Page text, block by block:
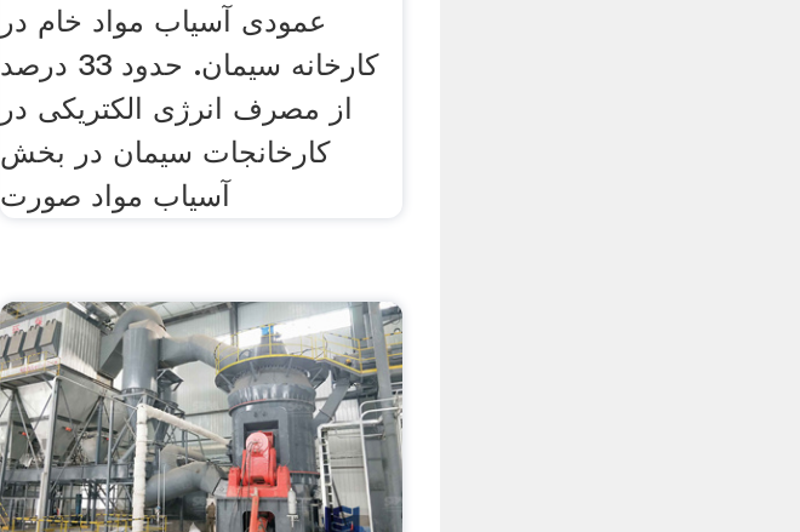
عمودی آسیاب مواد خام در
کارخانه سیمان. حدود 33 درصد
از مصرف انرژی الکتریکی در
کارخانجات سیمان در بخش
آسیاب مواد صورت